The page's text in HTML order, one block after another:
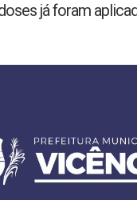
já foram